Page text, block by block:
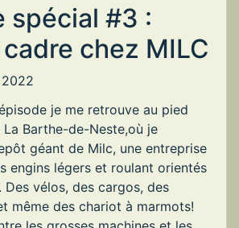
spécial #3 :
chez MILC
je me retrouve au pied
La Barthe-de-Neste,où je
géant de Milc, une entreprise
engins légers et roulant orientés
vélos, des cargos, des
même des chariot à marmots!